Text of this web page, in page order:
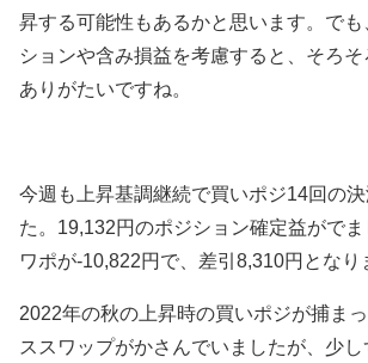
昇する可能性もあるかと思います。で
ションや含み損益を考慮すると、そろ
ありがたいですね。
今週も上昇基調継続で買いポジ14回の
た。19,132円のポジション確定益がで
ワポが-10,822円で、差引8,310円となり
2022年の秋の上昇時の買いポジが捕ま
ススワップがかさんでいましたが、少